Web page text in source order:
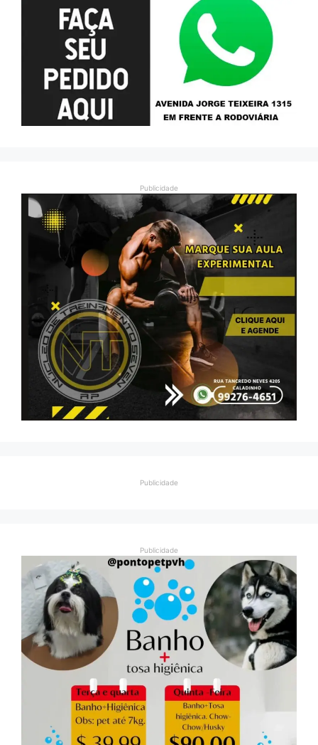
Publicidade
Publicidade
Publicidade